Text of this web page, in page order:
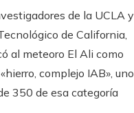
de la UCLA y
de California,
al meteoro El Ali como
complejo IAB», uno
350 de esa categoría